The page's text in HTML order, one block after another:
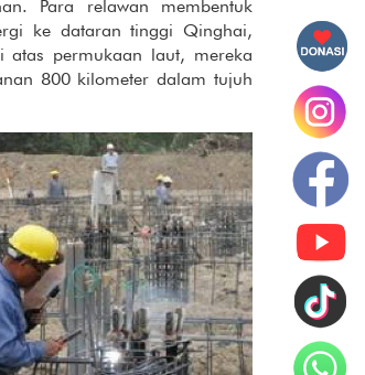
Para relawan membentuk
ke dataran tinggi Qinghai,
atas permukaan laut, mereka
800 kilometer dalam tujuh